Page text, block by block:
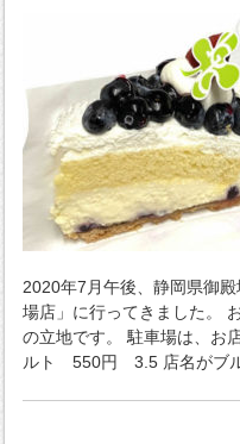
2020年7月午後、静岡県御
場店」に行ってきました。
の立地です。 駐車場は、お
ルト 550円 3.5 店名がブ